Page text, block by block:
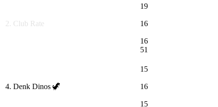
2. Club Rate
19
16
16
51
4. Denk Dinos 🦖
15
16
15